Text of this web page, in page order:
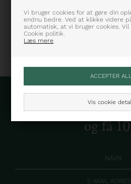
Vi bruger cookies for at gøre din
endnu bedre. Ved at klikke videre
automatisk, at vi bruger cookies.
Cookie politik.
Læs mere
Vis cookie
Skriv dig op til
og få